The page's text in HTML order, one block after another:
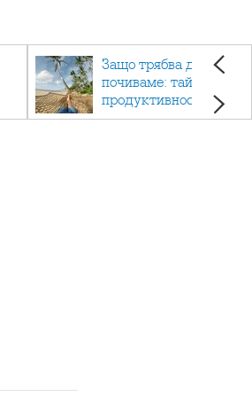
Защо трябва да си
почиваме: тайната на
продуктивността,
здравето и добрия